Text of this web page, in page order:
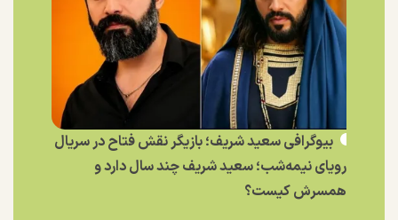
بیوگرافی سعید شریف؛ بازیگر نقش فتاح در سریال
رویای نیمه‌شب؛ سعید شریف چند سال دارد و
همسرش کیست؟